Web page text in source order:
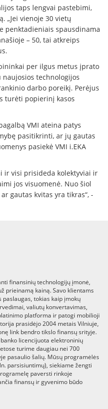
taps lengvai pastebimi,
„Jei vienoje 30 vietų
penktadieniais spausdinama
– 50, tai atkreips
per ilgus metus įprato
technologijos
darbo poreikį. Perėjus
turėti popierinį kasos
VMI ateina patys
pasitikrinti, ar jų gautas
pasiekė VMI i.EKA
ir visi prisideda kolektyviai ir
jos visuomenė. Nuo šiol
gautas kvitas yra tikras“, -
finansinių technologijų įmonė,
prieinamą kainą. Savo klientams
tokias kaip įmokų
valiutų konvertavimas,
platforma ir patogi mobilioji
prasidėjo 2004 metais Vilniuje,
link bendro tikslo finansų srityje.
licencijuota elektroninių
turime daugiau nei 700
pasaulio šalių. Mūsų programėlės
parsisiuntimų), siekiame žengti
paversti rinkoje
finansų ir gyvenimo būdo